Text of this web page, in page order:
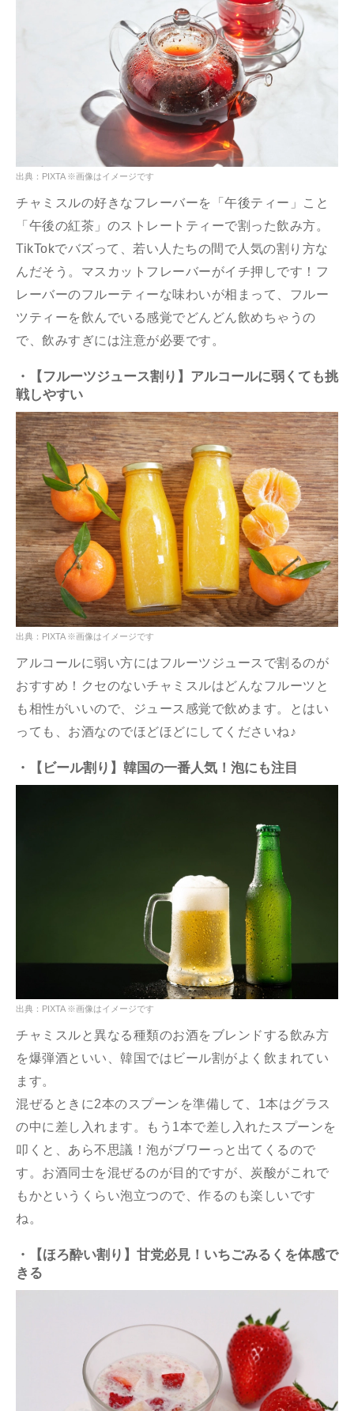
出典：PIXTA ※画像はイメージです
チャミスルの好きなフレーバーを「午後ティー」こと
「午後の紅茶」のストレートティーで割った飲み方。
TikTokでバズって、若い人たちの間で人気の割り方な
んだそう。マスカットフレーバーがイチ押しです！フ
レーバーのフルーティーな味わいが相まって、フルー
ツティーを飲んでいる感覚でどんどん飲めちゃうの
で、飲みすぎには注意が必要です。
・【フルーツジュース割り】アルコールに弱くても挑
戦しやすい
出典：PIXTA ※画像はイメージです
アルコールに弱い方にはフルーツジュースで割るのが
おすすめ！クセのないチャミスルはどんなフルーツと
も相性がいいので、ジュース感覚で飲めます。とはい
っても、お酒なのでほどほどにしてくださいね♪
・【ビール割り】韓国の一番人気！泡にも注目
出典：PIXTA ※画像はイメージです
チャミスルと異なる種類のお酒をブレンドする飲み方
を爆弾酒といい、韓国ではビール割がよく飲まれてい
ます。
混ぜるときに2本のスプーンを準備して、1本はグラス
の中に差し入れます。もう1本で差し入れたスプーンを
叩くと、あら不思議！泡がブワーっと出てくるので
す。お酒同士を混ぜるのが目的ですが、炭酸がこれで
もかというくらい泡立つので、作るのも楽しいです
ね。
・【ほろ酔い割り】甘党必見！いちごみるくを体感で
きる